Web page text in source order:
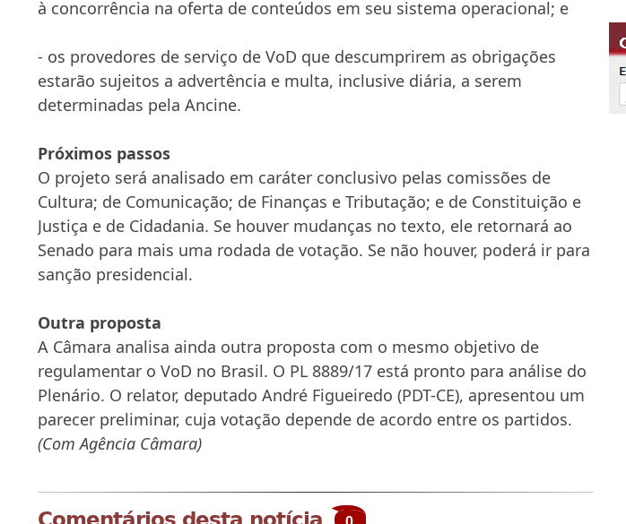
à concorrência na oferta de conteúdos em seu sistema operacional; e
- os provedores de serviço de VoD que descumprirem as obrigações
estarão sujeitos a advertência e multa, inclusive diária, a serem
determinadas pela Ancine.
Próximos passos
O projeto será analisado em caráter conclusivo pelas comissões de
Cultura; de Comunicação; de Finanças e Tributação; e de Constituição e
Justiça e de Cidadania. Se houver mudanças no texto, ele retornará ao
Senado para mais uma rodada de votação. Se não houver, poderá ir para
sanção presidencial.
Outra proposta
A Câmara analisa ainda outra proposta com o mesmo objetivo de
regulamentar o VoD no Brasil. O PL 8889/17 está pronto para análise do
Plenário. O relator, deputado André Figueiredo (PDT-CE), apresentou um
parecer preliminar, cuja votação depende de acordo entre os partidos.
(Com Agência Câmara)